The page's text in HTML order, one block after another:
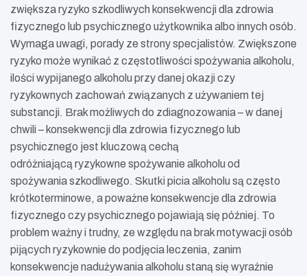
zwiększa ryzyko szkodliwych konsekwencji dla zdrowia
fizycznego lub psychicznego użytkownika albo innych osób.
Wymaga uwagi, porady ze strony specjalistów. Zwiększone
ryzyko może wynikać z częstotliwości spożywania alkoholu,
ilości wypijanego alkoholu przy danej okazji czy
ryzykownych zachowań związanych z używaniem tej
substancji. Brak możliwych do zdiagnozowania – w danej
chwili – konsekwencji dla zdrowia fizycznego lub
psychicznego jest kluczową cechą
odróżniającą ryzykowne spożywanie alkoholu od
spożywania szkodliwego. Skutki picia alkoholu są często
krótkoterminowe, a poważne konsekwencje dla zdrowia
fizycznego czy psychicznego pojawiają się później. To
problem ważny i trudny, ze względu na brak motywacji osób
pijących ryzykownie do podjęcia leczenia, zanim
konsekwencje nadużywania alkoholu staną się wyraźnie